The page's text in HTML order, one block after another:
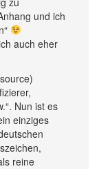
und ich
auch eher
Nun ist es
einziges
reine